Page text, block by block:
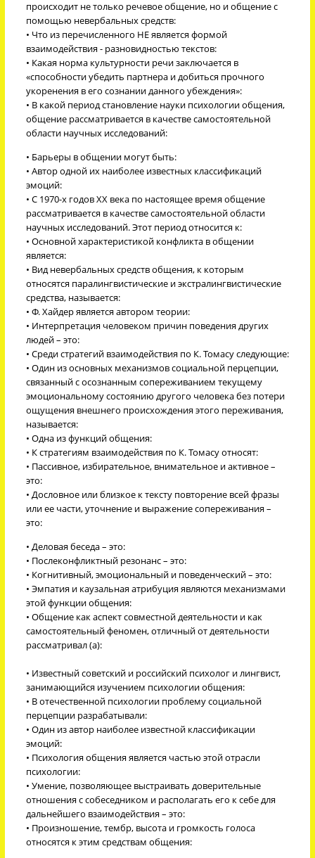
происходит не только речевое общение, но и общение с
помощью невербальных средств:
• Что из перечисленного НЕ является формой
взаимодействия - разновидностью текстов:
• Какая норма культурности речи заключается в
«способности убедить партнера и добиться прочного
укоренения в его сознании данного убеждения»:
• В какой период становление науки психологии общения,
общение рассматривается в качестве самостоятельной
области научных исследований:
• Барьеры в общении могут быть:
• Автор одной их наиболее известных классификаций
эмоций:
• С 1970-х годов XX века по настоящее время общение
рассматривается в качестве самостоятельной области
научных исследований. Этот период относится к:
• Основной характеристикой конфликта в общении
является:
• Вид невербальных средств общения, к которым
относятся паралингвистические и экстралингвистические
средства, называется:
• Ф. Хайдер является автором теории:
• Интерпретация человеком причин поведения других
людей – это:
• Среди стратегий взаимодействия по К. Томасу следующие:
• Один из основных механизмов социальной перцепции,
связанный с осознанным сопереживанием текущему
эмоциональному состоянию другого человека без потери
ощущения внешнего происхождения этого переживания,
называется:
• Одна из функций общения:
• К стратегиям взаимодействия по К. Томасу относят:
• Пассивное, избирательное, внимательное и активное –
это:
• Дословное или близкое к тексту повторение всей фразы
или ее части, уточнение и выражение сопереживания –
это:
• Деловая беседа – это:
• Послеконфликтный резонанс – это:
• Когнитивный, эмоциональный и поведенческий – это:
• Эмпатия и каузальная атрибуция являются механизмами
этой функции общения:
• Общение как аспект совместной деятельности и как
самостоятельный феномен, отличный от деятельности
рассматривал (а):
• Известный советский и российский психолог и лингвист,
занимающийся изучением психологии общения:
• В отечественной психологии проблему социальной
перцепции разрабатывали:
• Один из автор наиболее известной классификации
эмоций:
• Психология общения является частью этой отрасли
психологии:
• Умение, позволяющее выстраивать доверительные
отношения с собеседником и располагать его к себе для
дальнейшего взаимодействия – это:
• Произношение, тембр, высота и громкость голоса
относятся к этим средствам общения: